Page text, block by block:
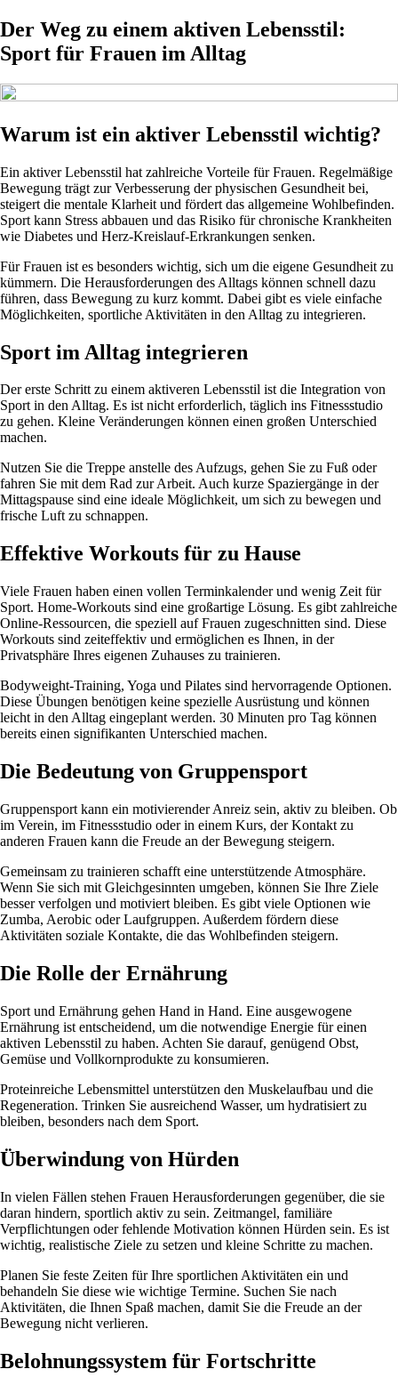
Der Weg zu einem aktiven Lebensstil:
Sport für Frauen im Alltag
Warum ist ein aktiver Lebensstil wichtig?
Ein aktiver Lebensstil hat zahlreiche Vorteile für Frauen. Regelmäßige
Bewegung trägt zur Verbesserung der physischen Gesundheit bei,
steigert die mentale Klarheit und fördert das allgemeine Wohlbefinden.
Sport kann Stress abbauen und das Risiko für chronische Krankheiten
wie Diabetes und Herz-Kreislauf-Erkrankungen senken.
Für Frauen ist es besonders wichtig, sich um die eigene Gesundheit zu
kümmern. Die Herausforderungen des Alltags können schnell dazu
führen, dass Bewegung zu kurz kommt. Dabei gibt es viele einfache
Möglichkeiten, sportliche Aktivitäten in den Alltag zu integrieren.
Sport im Alltag integrieren
Der erste Schritt zu einem aktiveren Lebensstil ist die Integration von
Sport in den Alltag. Es ist nicht erforderlich, täglich ins Fitnessstudio
zu gehen. Kleine Veränderungen können einen großen Unterschied
machen.
Nutzen Sie die Treppe anstelle des Aufzugs, gehen Sie zu Fuß oder
fahren Sie mit dem Rad zur Arbeit. Auch kurze Spaziergänge in der
Mittagspause sind eine ideale Möglichkeit, um sich zu bewegen und
frische Luft zu schnappen.
Effektive Workouts für zu Hause
Viele Frauen haben einen vollen Terminkalender und wenig Zeit für
Sport. Home-Workouts sind eine großartige Lösung. Es gibt zahlreiche
Online-Ressourcen, die speziell auf Frauen zugeschnitten sind. Diese
Workouts sind zeiteffektiv und ermöglichen es Ihnen, in der
Privatsphäre Ihres eigenen Zuhauses zu trainieren.
Bodyweight-Training, Yoga und Pilates sind hervorragende Optionen.
Diese Übungen benötigen keine spezielle Ausrüstung und können
leicht in den Alltag eingeplant werden. 30 Minuten pro Tag können
bereits einen signifikanten Unterschied machen.
Die Bedeutung von Gruppensport
Gruppensport kann ein motivierender Anreiz sein, aktiv zu bleiben. Ob
im Verein, im Fitnessstudio oder in einem Kurs, der Kontakt zu
anderen Frauen kann die Freude an der Bewegung steigern.
Gemeinsam zu trainieren schafft eine unterstützende Atmosphäre.
Wenn Sie sich mit Gleichgesinnten umgeben, können Sie Ihre Ziele
besser verfolgen und motiviert bleiben. Es gibt viele Optionen wie
Zumba, Aerobic oder Laufgruppen. Außerdem fördern diese
Aktivitäten soziale Kontakte, die das Wohlbefinden steigern.
Die Rolle der Ernährung
Sport und Ernährung gehen Hand in Hand. Eine ausgewogene
Ernährung ist entscheidend, um die notwendige Energie für einen
aktiven Lebensstil zu haben. Achten Sie darauf, genügend Obst,
Gemüse und Vollkornprodukte zu konsumieren.
Proteinreiche Lebensmittel unterstützen den Muskelaufbau und die
Regeneration. Trinken Sie ausreichend Wasser, um hydratisiert zu
bleiben, besonders nach dem Sport.
Überwindung von Hürden
In vielen Fällen stehen Frauen Herausforderungen gegenüber, die sie
daran hindern, sportlich aktiv zu sein. Zeitmangel, familiäre
Verpflichtungen oder fehlende Motivation können Hürden sein. Es ist
wichtig, realistische Ziele zu setzen und kleine Schritte zu machen.
Planen Sie feste Zeiten für Ihre sportlichen Aktivitäten ein und
behandeln Sie diese wie wichtige Termine. Suchen Sie nach
Aktivitäten, die Ihnen Spaß machen, damit Sie die Freude an der
Bewegung nicht verlieren.
Belohnungssystem für Fortschritte